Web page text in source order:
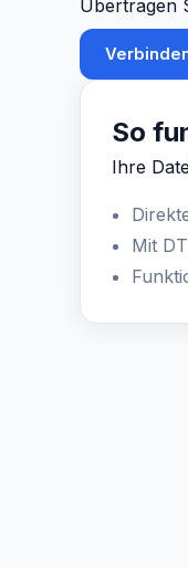
Übertragen
So
Ihre
Mit